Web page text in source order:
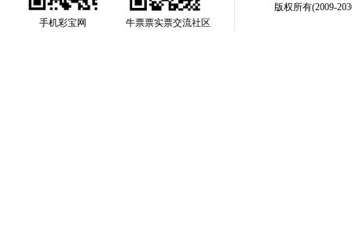
手机彩宝网 牛票票实票交流社区
版权所有(2009-